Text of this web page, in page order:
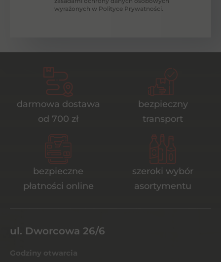
wyrażonych w Polityce Prywatności.
darmowa dostawa
od 700 zł
bezpieczny
transport
bezpieczne
płatności online
szeroki wybór
asortymentu
ul. Dworcowa 26/6
Godziny otwarcia